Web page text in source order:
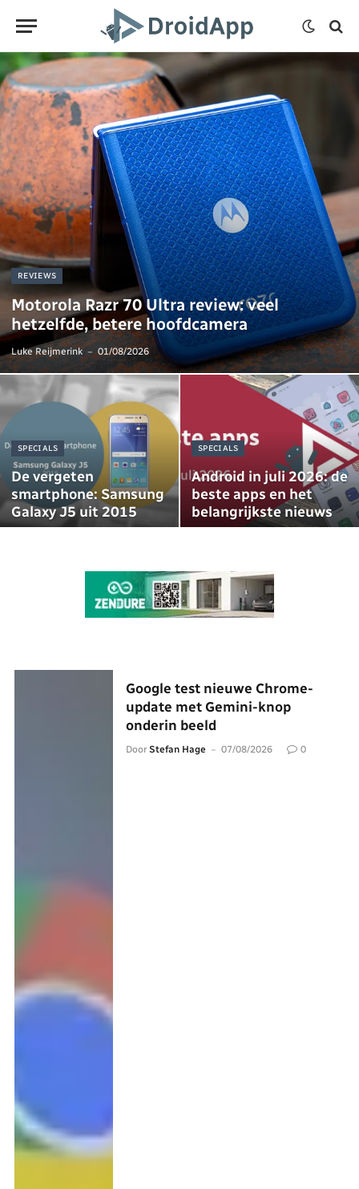
REVIEWS
Motorola Razr 70 Ultra review: veel
hetzelfde, betere hoofdcamera
Luke Reijmerink 01/08/2026
SPECIALS
De vergeten
smartphone: Samsung
Galaxy J5 uit 2015
SPECIALS
Android in juli 2026: de
beste apps en het
belangrijkste nieuws
Google test nieuwe Chrome-
update met Gemini-knop
onderin beeld
Door Stefan Hage 07/08/2026 0